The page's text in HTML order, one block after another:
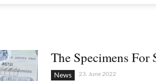
The Specimens For
News 23. June 2022